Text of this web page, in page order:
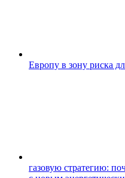
Европу в зону риска
газовую стратегию: